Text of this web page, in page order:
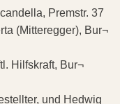
Premstr. 37
(Mitteregger), Bur¬
Hilfskraft, Bur¬
und Hedwig